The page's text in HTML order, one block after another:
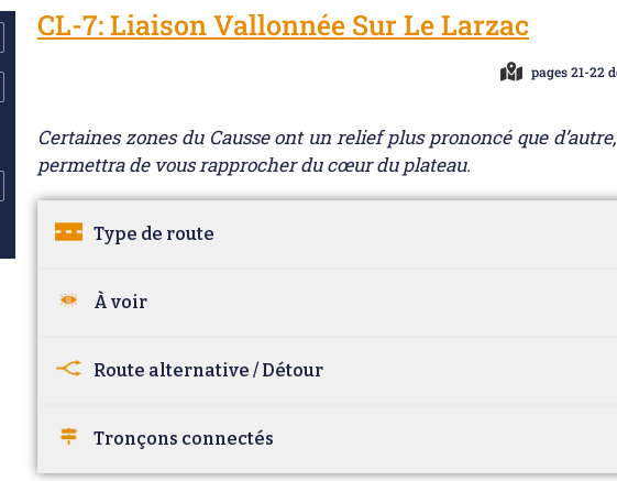
CL-7: Liaison Vallonnée Sur Le Larzac
pages 21-22
Certaines zones du Causse ont un relief plus prononcé que
permettra de vous rapprocher du cœur du plateau.
Type de route
À voir
Route alternative / Détour
Tronçons connectés